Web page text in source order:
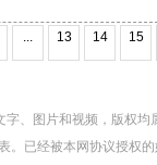
... 13 14 15
、图片和视频，版权
。已经被本网协议授权